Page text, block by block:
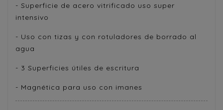
- Superficie de acero vitrificado uso super
intensivo
- Uso con tizas y con rotuladores de borrado al
agua
- 3 Superficies útiles de escritura
- Magnética para uso con imanes